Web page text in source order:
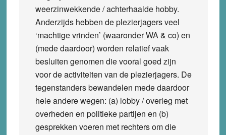
weerzinwekkende / achterhaalde hobby.
Anderzijds hebben de plezierjagers veel
‘machtige vrinden’ (waaronder WA & co) en
(mede daardoor) worden relatief vaak
besluiten genomen die vooral goed zijn
voor de activiteiten van de plezierjagers. De
tegenstanders bewandelen mede daardoor
hele andere wegen: (a) lobby / overleg met
overheden en politieke partijen en (b)
gesprekken voeren met rechters om die